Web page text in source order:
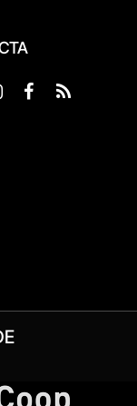
Facebook
RSS